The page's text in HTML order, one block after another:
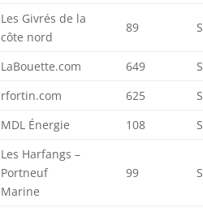
Les Givrés de la
côte nord
89
LaBouette.com 649
rfortin.com 625
MDL Énergie 108
Les Harfangs –
Portneuf
Marine
99